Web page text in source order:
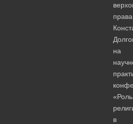
права
на
«Роль
в